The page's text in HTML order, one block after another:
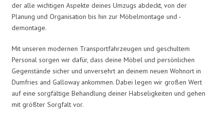
der alle wichtigen Aspekte deines Umzugs abdeckt, von der
Planung und Organisation bis hin zur Möbelmontage und -
demontage.
Mit unseren modernen Transportfahrzeugen und geschultem
Personal sorgen wir dafür, dass deine Möbel und persönlichen
Gegenstände sicher und unversehrt an deinem neuen Wohnort in
Dumfries and Galloway ankommen. Dabei legen wir großen Wert
auf eine sorgfältige Behandlung deiner Habseligkeiten und gehen
mit größter Sorgfalt vor.